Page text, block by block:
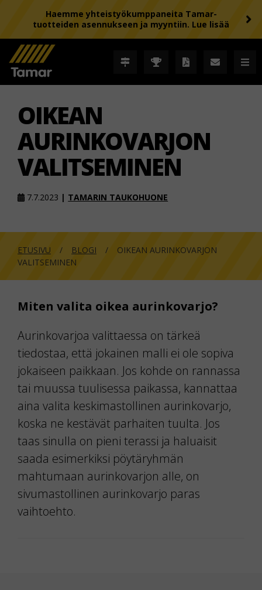
Haemme yhteistyökumppaneita Tamar-
tuotteiden asennukseen ja myyntiin. Lue lisää
OIKEAN
AURINKOVARJON
VALITSEMINEN
7.7.2023 | TAMARIN TAUKOHUONE
ETUSIVU BLOGI
OIKEAN AURINKOVARJON
VALITSEMINEN
Miten valita oikea aurinkovarjo?
Aurinkovarjoa valittaessa on tärkeä
tiedostaa, että jokainen malli ei ole sopiva
jokaiseen paikkaan. Jos kohde on rannassa
tai muussa tuulisessa paikassa, kannattaa
aina valita keskimastollinen aurinkovarjo,
koska ne kestävät parhaiten tuulta. Jos
taas sinulla on pieni terassi ja haluaisit
saada esimerkiksi pöytäryhmän
mahtumaan aurinkovarjon alle, on
sivumastollinen aurinkovarjo paras
vaihtoehto.